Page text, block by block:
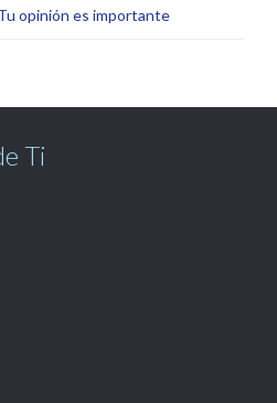
opinión es importante
Ti